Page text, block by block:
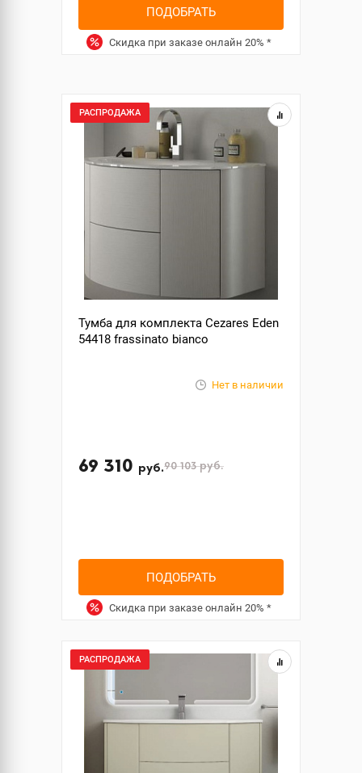
ПОДОБРАТЬ
Скидка при заказе онлайн 20% *
РАСПРОДАЖА
Тумба для комплекта Cezares Eden
54418 frassinato bianco
Нет в наличии
69 310 руб.90 103руб.
ПОДОБРАТЬ
Скидка при заказе онлайн 20% *
РАСПРОДАЖА